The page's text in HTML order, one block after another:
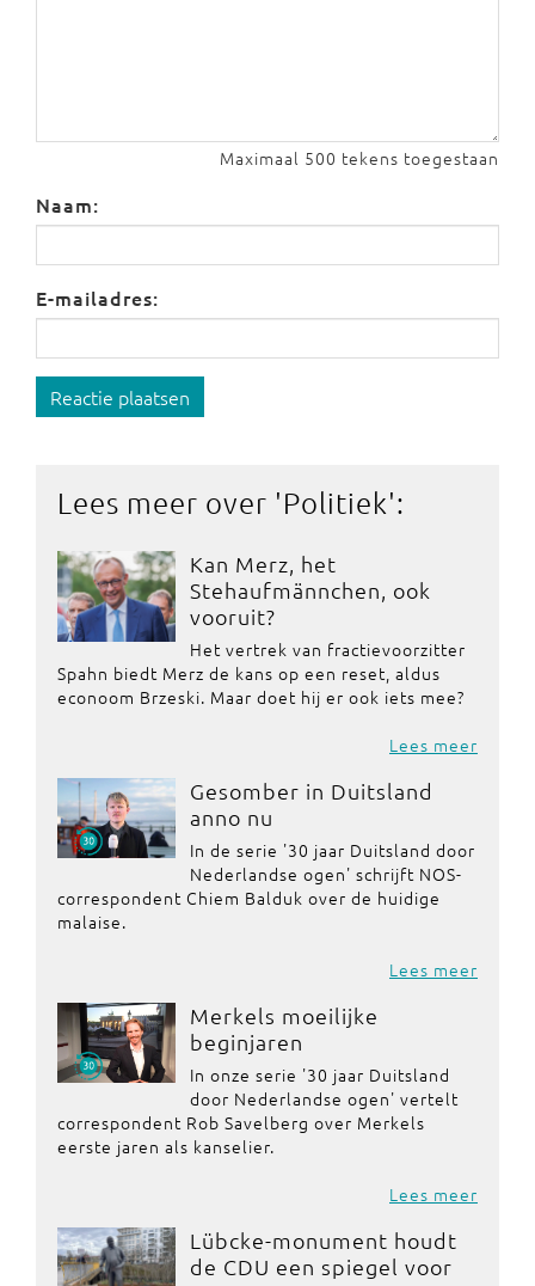
Maximaal 500 tekens toegestaan
Naam:
E-mailadres:
Reactie plaatsen
Lees meer over 'Politiek':
Kan Merz, het
Stehaufmännchen, ook
vooruit?
Het vertrek van fractievoorzitter
Spahn biedt Merz de kans op een reset, aldus
econoom Brzeski. Maar doet hij er ook iets mee?
Lees meer
Gesomber in Duitsland
anno nu
In de serie '30 jaar Duitsland door
Nederlandse ogen' schrijft NOS-
correspondent Chiem Balduk over de huidige
malaise.
Lees meer
Merkels moeilijke
beginjaren
In onze serie '30 jaar Duitsland
door Nederlandse ogen' vertelt
correspondent Rob Savelberg over Merkels
eerste jaren als kanselier.
Lees meer
Lübcke-monument houdt
de CDU een spiegel voor